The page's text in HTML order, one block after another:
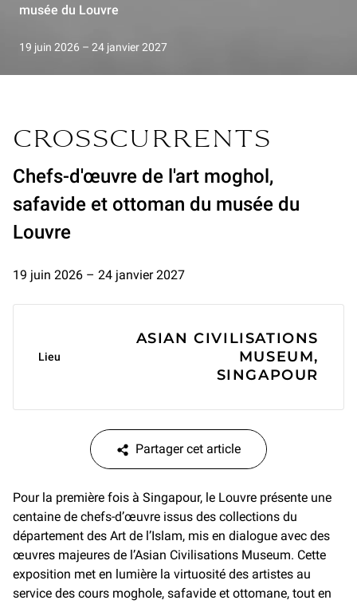
musée du Louvre
19 juin 2026 – 24 janvier 2027
CROSSCURRENTS
Chefs-d'œuvre de l'art moghol,
safavide et ottoman du musée du
Louvre
19 juin 2026 – 24 janvier 2027
Lieu
ASIAN CIVILISATIONS
MUSEUM,
SINGAPOUR
Partager cet article
Pour la première fois à Singapour, le Louvre présente une
centaine de chefs-d’œuvre issus des collections du
département des Art de l’Islam, mis en dialogue avec des
œuvres majeures de l’Asian Civilisations Museum. Cette
exposition met en lumière la virtuosité des artistes au
service des cours moghole, safavide et ottomane, tout en